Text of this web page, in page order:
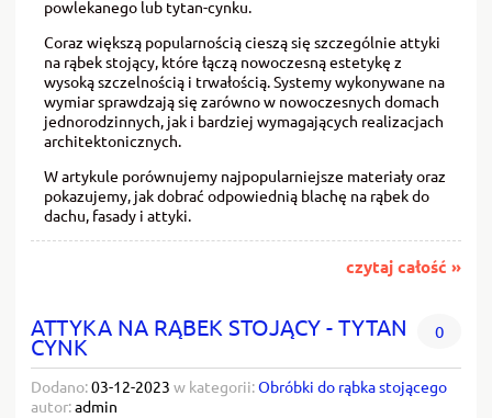
powlekanego lub tytan-cynku.
Coraz większą popularnością cieszą się szczególnie attyki
na rąbek stojący, które łączą nowoczesną estetykę z
wysoką szczelnością i trwałością. Systemy wykonywane na
wymiar sprawdzają się zarówno w nowoczesnych domach
jednorodzinnych, jak i bardziej wymagających realizacjach
architektonicznych.
W artykule porównujemy najpopularniejsze materiały oraz
pokazujemy, jak dobrać odpowiednią blachę na rąbek do
dachu, fasady i attyki.
czytaj całość »
ATTYKA NA RĄBEK STOJĄCY - TYTAN
CYNK
0
Dodano:03-12-2023 w kategorii:Obróbki do rąbka stojącego
autor:admin